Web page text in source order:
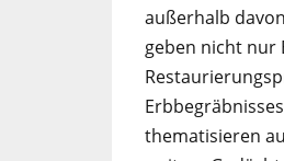
außerhalb
geben nicht nur
thematisieren